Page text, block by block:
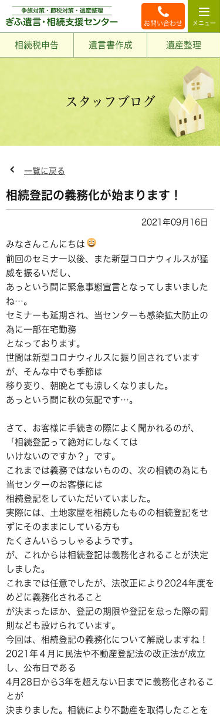
お問い合わせ
相続税申告 遺言書作成 遺産整理
スタッフブログ
一覧に戻る
相続登記の義務化が始まります！
2021年09月16日
みなさんこんにちは
前回のセミナー以後、また新型コロナウィルスが猛
威を振るいだし、
あっという間に緊急事態宣言となってしまいました
ね…。
セミナーも延期され、当センターも感染拡大防止の
為に一部在宅勤務
となっております。
世間は新型コロナウィルスに振り回されています
が、そんな中でも季節は
移り変り、朝晩とても涼しくなりました。
あっという間に秋の気配です…。
さて、お客様に手続きの際によく聞かれるのが、
「相続登記って絶対にしなくては
いけないのですか？」です。
これまでは義務ではないものの、次の相続の為にも
当センターのお客様には
相続登記をしていただいていました。
実際には、土地家屋を相続したものの相続登記をせ
ずにそのままにしている方も
たくさんいらっしゃるようです。
が、これからは相続登記は義務化されることが決定
しました。
これまでは任意でしたが、法改正により2024年度を
めどに義務化されること
が決まったほか、登記の期限や登記を怠った際の罰
則なども設けられています。
今回は、相続登記の義務化について解説しますね！
2021年４月に民法や不動産登記法の改正法が成立
し、公布日である
4月28日から3年を超えない日までに義務化されるこ
とが
決まりました。相続により不動産を取得したことを